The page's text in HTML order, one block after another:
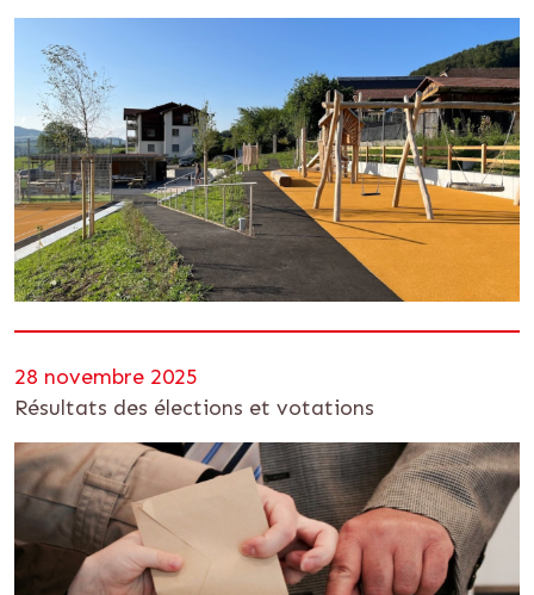
28 novembre 2025
Résultats des élections et votations